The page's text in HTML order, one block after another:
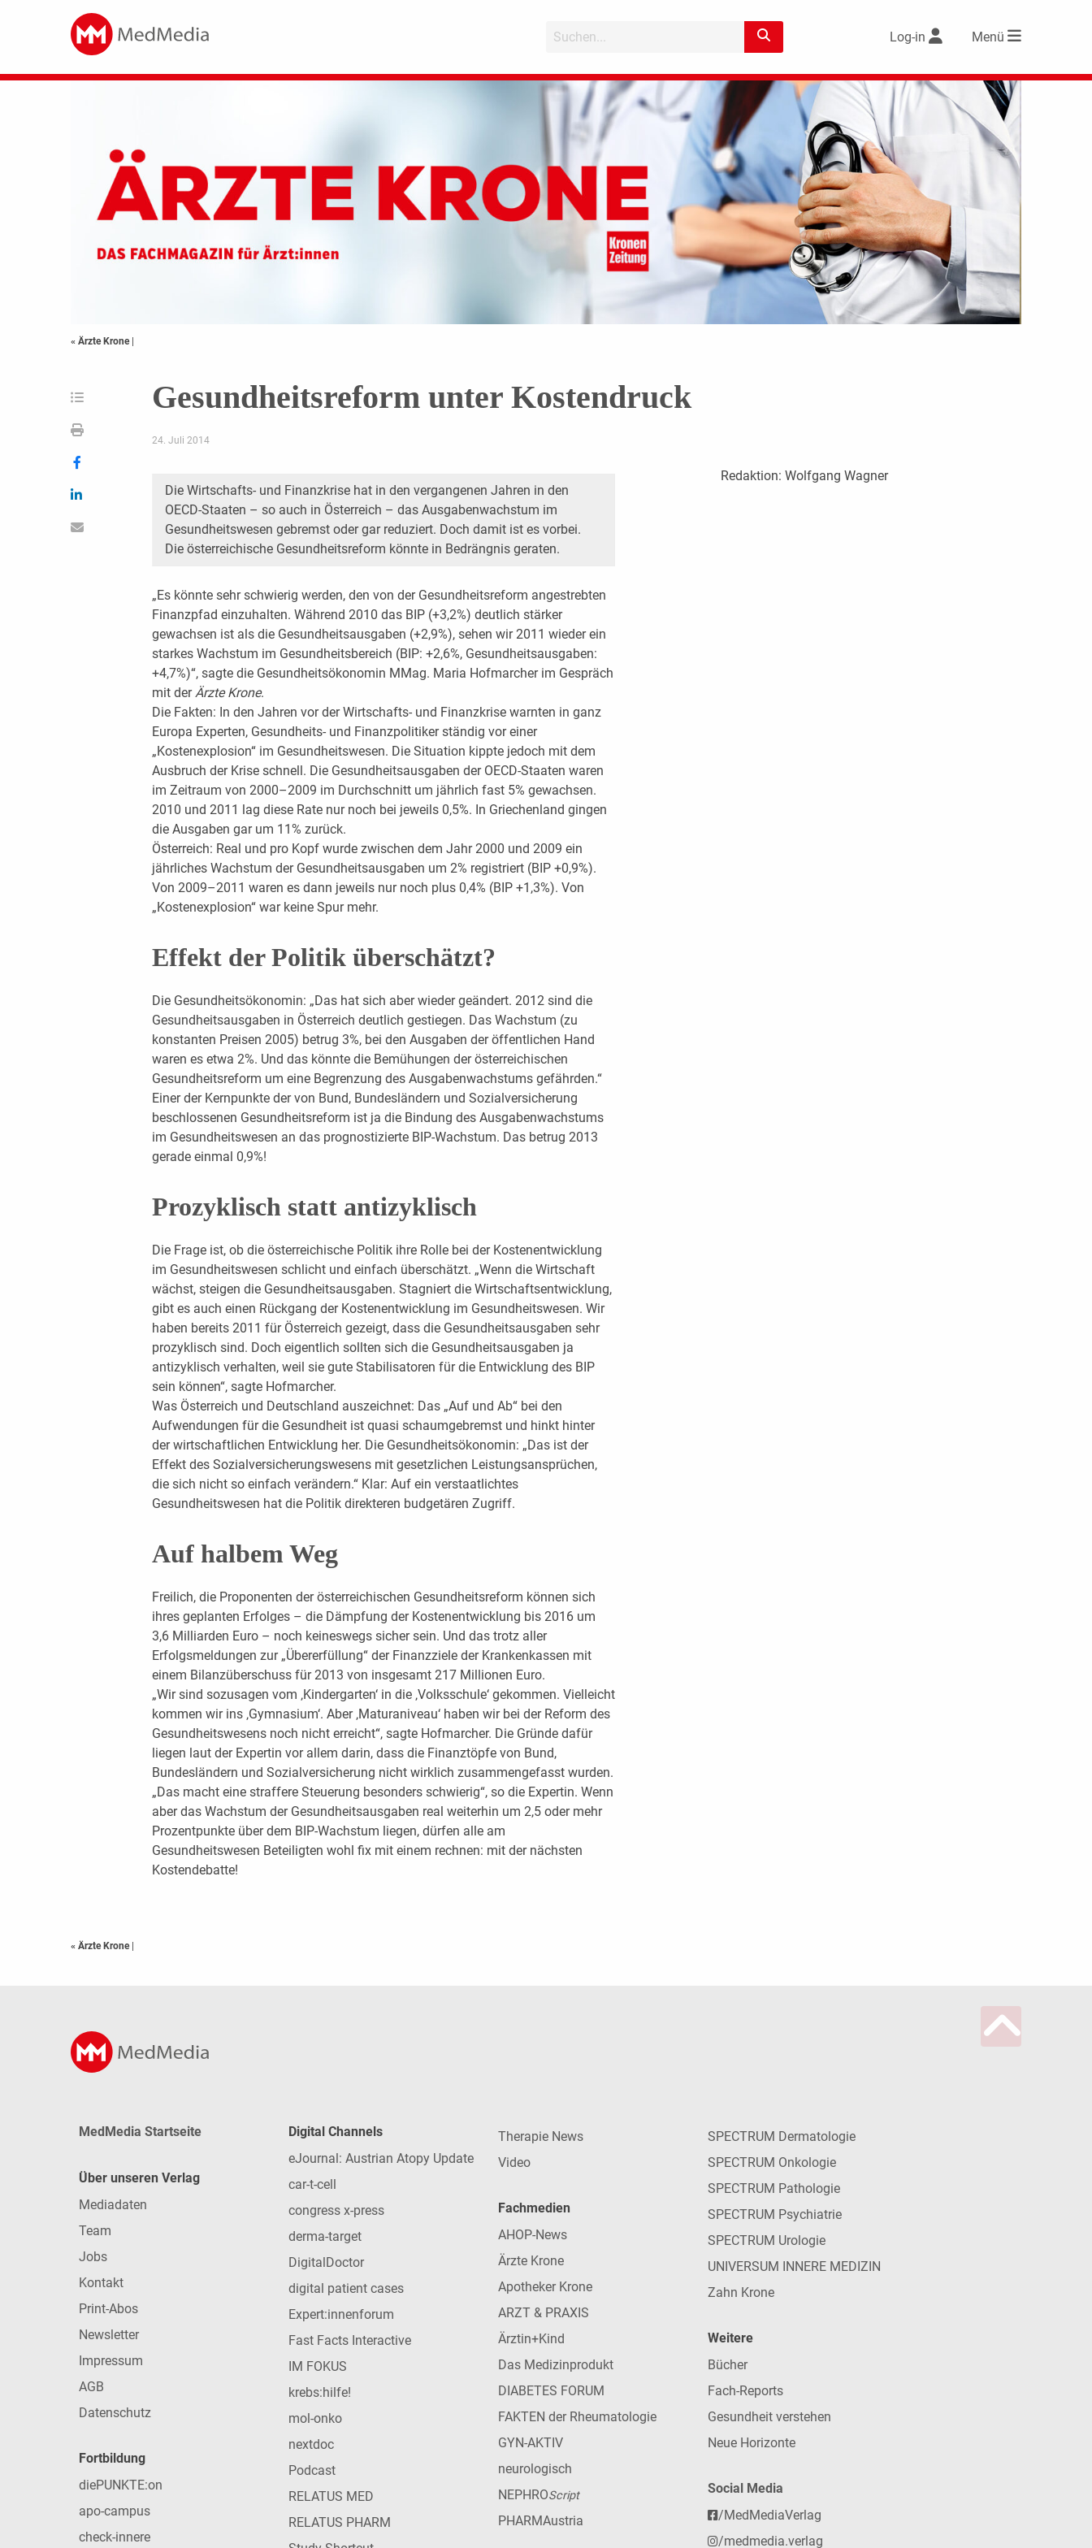
Log-in Menü
« Ärzte Krone |
Gesundheitsreform unter Kostendruck
24. Juli 2014
Die Wirtschafts- und Finanzkrise hat in den vergangenen Jahren in den
OECD-Staaten – so auch in Österreich – das Ausgabenwachstum im
Gesundheitswesen gebremst oder gar reduziert. Doch damit ist es vorbei.
Die österreichische Gesundheitsreform könnte in Bedrängnis geraten.
„Es könnte sehr schwierig werden, den von der Gesundheitsreform angestrebten
Finanzpfad einzuhalten. Während 2010 das BIP (+3,2%) deutlich stärker
gewachsen ist als die Gesundheitsausgaben (+2,9%), sehen wir 2011 wieder ein
starkes Wachstum im Gesundheitsbereich (BIP: +2,6%, Gesundheitsausgaben:
+4,7%)“, sagte die Gesundheitsökonomin MMag. Maria Hofmarcher im Gespräch
mit der Ärzte Krone.
Die Fakten: In den Jahren vor der Wirtschafts- und Finanzkrise warnten in ganz
Europa Experten, Gesundheits- und Finanzpolitiker ständig vor einer
„Kostenexplosion“ im Gesundheitswesen. Die Situation kippte jedoch mit dem
Ausbruch der Krise schnell. Die Gesundheitsausgaben der OECD-Staaten waren
im Zeitraum von 2000–2009 im Durchschnitt um jährlich fast 5% gewachsen.
2010 und 2011 lag diese Rate nur noch bei jeweils 0,5%. In Griechenland gingen
die Ausgaben gar um 11% zurück.
Österreich: Real und pro Kopf wurde zwischen dem Jahr 2000 und 2009 ein
jährliches Wachstum der Gesundheitsausgaben um 2% registriert (BIP +0,9%).
Von 2009–2011 waren es dann jeweils nur noch plus 0,4% (BIP +1,3%). Von
„Kostenexplosion“ war keine Spur mehr.
Effekt der Politik überschätzt?
Die Gesundheitsökonomin: „Das hat sich aber wieder geändert. 2012 sind die
Gesundheitsausgaben in Österreich deutlich gestiegen. Das Wachstum (zu
konstanten Preisen 2005) betrug 3%, bei den Ausgaben der öffentlichen Hand
waren es etwa 2%. Und das könnte die Bemühungen der österreichischen
Gesundheitsreform um eine Begrenzung des Ausgabenwachstums gefährden.“
Einer der Kernpunkte der von Bund, Bundesländern und Sozialversicherung
beschlossenen Gesundheitsreform ist ja die Bindung des Ausgabenwachstums
im Gesundheitswesen an das prognostizierte BIP-Wachstum. Das betrug 2013
gerade einmal 0,9%!
Prozyklisch statt antizyklisch
Die Frage ist, ob die österreichische Politik ihre Rolle bei der Kostenentwicklung
im Gesundheitswesen schlicht und einfach überschätzt. „Wenn die Wirtschaft
wächst, steigen die Gesundheitsausgaben. Stagniert die Wirtschaftsentwicklung,
gibt es auch einen Rückgang der Kostenentwicklung im Gesundheitswesen. Wir
haben bereits 2011 für Österreich gezeigt, dass die Gesundheitsausgaben sehr
prozyklisch sind. Doch eigentlich sollten sich die Gesundheitsausgaben ja
antizyklisch verhalten, weil sie gute Stabilisatoren für die Entwicklung des BIP
sein können“, sagte Hofmarcher.
Was Österreich und Deutschland auszeichnet: Das „Auf und Ab“ bei den
Aufwendungen für die Gesundheit ist quasi schaumgebremst und hinkt hinter
der wirtschaftlichen Entwicklung her. Die Gesundheitsökonomin: „Das ist der
Effekt des Sozialversicherungswesens mit gesetzlichen Leistungsansprüchen,
die sich nicht so einfach verändern.“ Klar: Auf ein verstaatlichtes
Gesundheitswesen hat die Politik direkteren budgetären Zugriff.
Auf halbem Weg
Freilich, die Proponenten der österreichischen Gesundheitsreform können sich
ihres geplanten Erfolges – die Dämpfung der Kostenentwicklung bis 2016 um
3,6 Milliarden Euro – noch keineswegs sicher sein. Und das trotz aller
Erfolgsmeldungen zur „Übererfüllung“ der Finanzziele der Krankenkassen mit
einem Bilanzüberschuss für 2013 von insgesamt 217 Millionen Euro.
„Wir sind sozusagen vom ‚Kindergarten‘ in die ‚Volksschule‘ gekommen. Vielleicht
kommen wir ins ‚Gymnasium‘. Aber ‚Maturaniveau‘ haben wir bei der Reform des
Gesundheitswesens noch nicht erreicht“, sagte Hofmarcher. Die Gründe dafür
liegen laut der Expertin vor allem darin, dass die Finanztöpfe von Bund,
Bundesländern und Sozialversicherung nicht wirklich zusammengefasst wurden.
„Das macht eine straffere Steuerung besonders schwierig“, so die Expertin. Wenn
aber das Wachstum der Gesundheitsausgaben real weiterhin um 2,5 oder mehr
Prozentpunkte über dem BIP-Wachstum liegen, dürfen alle am
Gesundheitswesen Beteiligten wohl fix mit einem rechnen: mit der nächsten
Kostendebatte!
Redaktion: Wolfgang Wagner
« Ärzte Krone |
MedMedia Startseite
Über unseren Verlag
Mediadaten
Team
Jobs
Kontakt
Print-Abos
Newsletter
Impressum
AGB
Datenschutz
Fortbildung
diePUNKTE:on
apo-campus
check-innere
Digital Channels
eJournal: Austrian Atopy Update
car-t-cell
congress x-press
derma-target
DigitalDoctor
digital patient cases
Expert:innenforum
Fast Facts Interactive
IM FOKUS
krebs:hilfe!
mol-onko
nextdoc
Podcast
RELATUS MED
RELATUS PHARM
Therapie News
Video
Fachmedien
AHOP-News
Ärzte Krone
Apotheker Krone
ARZT & PRAXIS
Ärztin+Kind
Das Medizinprodukt
DIABETES FORUM
FAKTEN der Rheumatologie
GYN-AKTIV
neurologisch
NEPHROScript
PHARMAustria
SPECTRUM Dermatologie
SPECTRUM Onkologie
SPECTRUM Pathologie
SPECTRUM Psychiatrie
SPECTRUM Urologie
UNIVERSUM INNERE MEDIZIN
Zahn Krone
Weitere
Bücher
Fach-Reports
Gesundheit verstehen
Neue Horizonte
Social Media
/MedMediaVerlag
/medmedia.verlag